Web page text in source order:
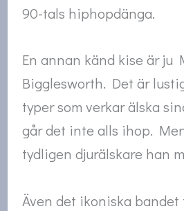
90-tals hiphopdänga.
En annan känd kise är ju
Bigglesworth. Det är
typer som verkar älska
går det inte alls ihop.
tydligen djurälskare han
Även det ikoniska bandet